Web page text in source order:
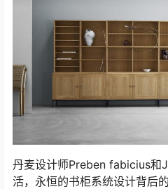
丹麦设计师Preben fabicius和
活，永恒的书柜系统设计背后